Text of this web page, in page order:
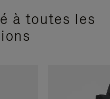
à toutes les